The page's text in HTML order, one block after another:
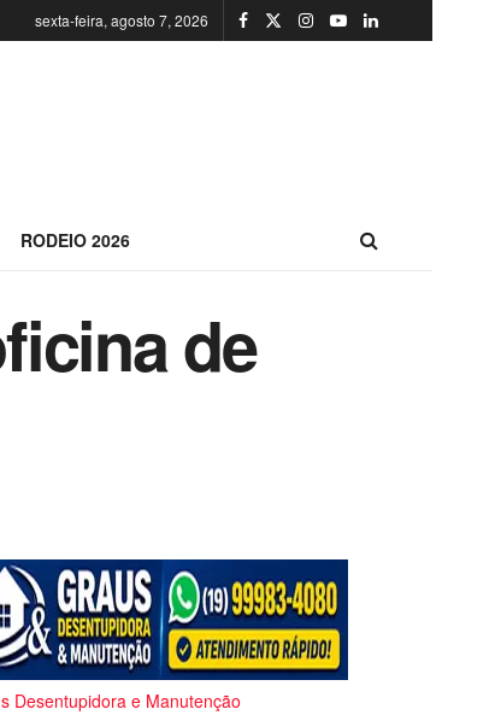
sexta-feira, agosto 7, 2026
RODEIO 2026
de
Desentupidora e Manutenção